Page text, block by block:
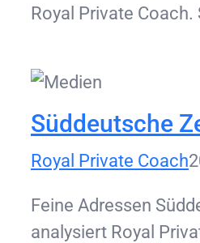
Royal Private Coach.
Süddeutsche
Royal Private Coach
Feine Adressen
analysiert Royal